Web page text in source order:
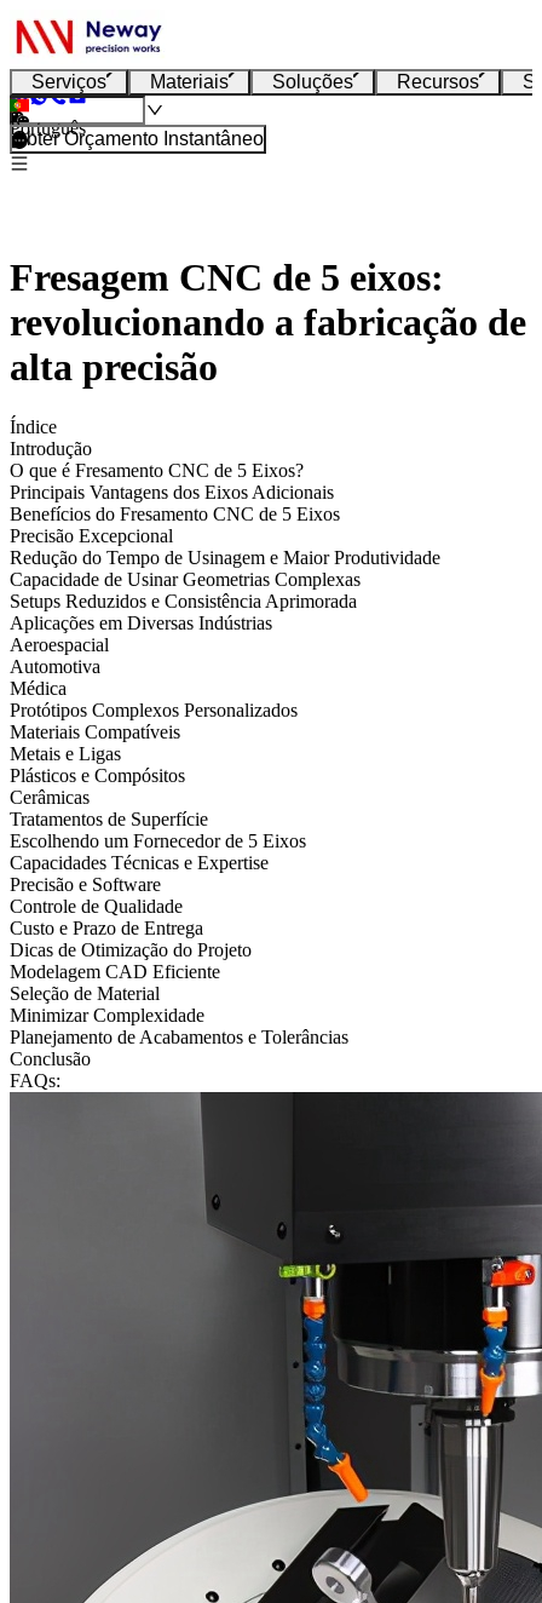
Serviços Materiais Soluções Recursos
Português
Obter Orçamento Instantâneo
Fresagem CNC de 5 eixos:
revolucionando a fabricação de
alta precisão
Índice
Introdução
O que é Fresamento CNC de 5 Eixos?
Principais Vantagens dos Eixos Adicionais
Benefícios do Fresamento CNC de 5 Eixos
Precisão Excepcional
Redução do Tempo de Usinagem e Maior Produtividade
Capacidade de Usinar Geometrias Complexas
Setups Reduzidos e Consistência Aprimorada
Aplicações em Diversas Indústrias
Aeroespacial
Automotiva
Médica
Protótipos Complexos Personalizados
Materiais Compatíveis
Metais e Ligas
Plásticos e Compósitos
Cerâmicas
Tratamentos de Superfície
Escolhendo um Fornecedor de 5 Eixos
Capacidades Técnicas e Expertise
Precisão e Software
Controle de Qualidade
Custo e Prazo de Entrega
Dicas de Otimização do Projeto
Modelagem CAD Eficiente
Seleção de Material
Minimizar Complexidade
Planejamento de Acabamentos e Tolerâncias
Conclusão
FAQs: